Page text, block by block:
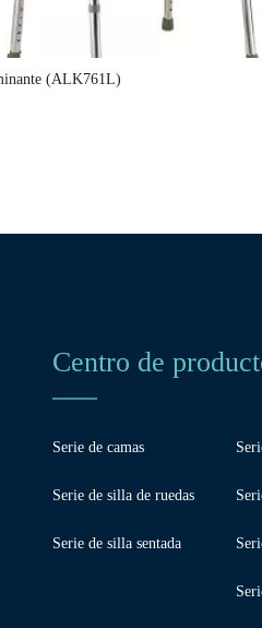
(ALK761L)
Centro de
Serie de camas
Serie de silla de ruedas
Serie de silla sentada